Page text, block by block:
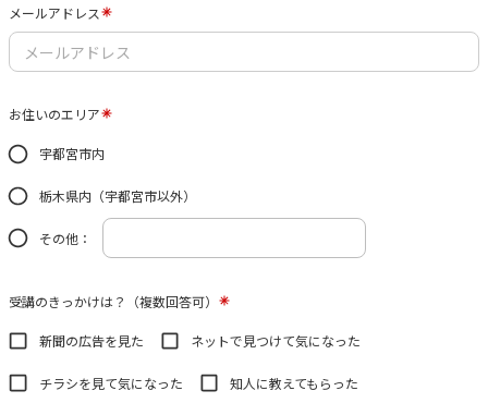
メールアドレス
お住いのエリア
宇都宮市内
栃木県内（宇都宮市以外）
その他：
受講のきっかけは？（複数回答可）
新聞の広告を見た ネットで見つけて気になった
チラシを見て気になった 知人に教えてもらった